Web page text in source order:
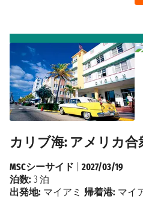
カリブ海: アメリカ合
MSCシーサイド
2027/03/19
泊数: 3 泊
出発地: マイアミ 帰着港: マイ